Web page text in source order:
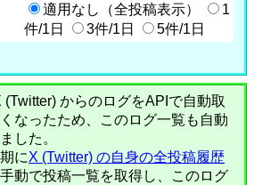
適用なし（全投稿表示）
1
件/1日
3件/1日 5件/1日
(Twitter) からのログをAPIで自動取
なったため、このログ一覧も自動
した。
にX (Twitter) の自身の全投稿履歴
動で投稿一覧を取得し、このログ